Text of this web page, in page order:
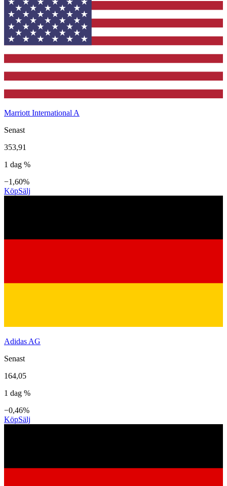
Marriott International A
Senast
353,91
1 dag %
−1,60%
KöpSälj
Adidas AG
Senast
164,05
1 dag %
−0,46%
KöpSälj